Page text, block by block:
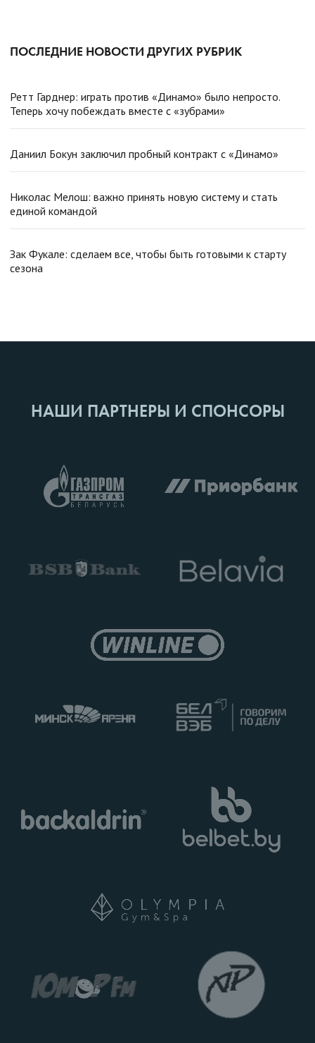
ПОСЛЕДНИЕ НОВОСТИ ДРУГИХ РУБРИК
Ретт Гарднер: играть против «Динамо» было непросто.
Теперь хочу побеждать вместе с «зубрами»
Даниил Бокун заключил пробный контракт с «Динамо»
Николас Мелош: важно принять новую систему и стать
единой командой
Зак Фукале: сделаем все, чтобы быть готовыми к старту
сезона
НАШИ ПАРТНЕРЫ И СПОНСОРЫ